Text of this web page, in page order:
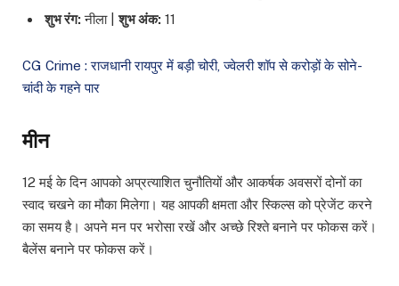
शुभ रंग:नीला |शुभ अंक: 11
CG Crime : राजधानी रायपुर में बड़ी चोरी, ज्वेलरी शॉप से करोड़ों के सोने-
चांदी के गहने पार
मीन
12 मई के दिन आपको अप्रत्याशित चुनौतियों और आकर्षक अवसरों दोनों का
स्वाद चखने का मौका मिलेगा। यह आपकी क्षमता और स्किल्स को प्रेजेंट करने
का समय है। अपने मन पर भरोसा रखें और अच्छे रिश्ते बनाने पर फोकस करें।
बैलेंस बनाने पर फोकस करें।